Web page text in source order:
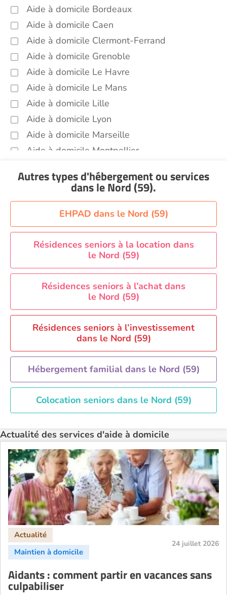
Aide à domicile Bordeaux
Aide à domicile Caen
Aide à domicile Clermont-Ferrand
Aide à domicile Grenoble
Aide à domicile Le Havre
Aide à domicile Le Mans
Aide à domicile Lille
Aide à domicile Lyon
Aide à domicile Marseille
Aide à domicile Montpellier
Aide à domicile Nice
Aide à domicile Orléans
Aide à domicile Paris
Aide à domicile Perpignan
Aide à domicile Rennes
Aide à domicile Saint-Etienne
Aide à domicile Toulouse
Recherche par ville
Autres types d'hébergement ou services
dans le Nord (59).
EHPAD dans le Nord (59)
Résidences seniors à la location dans
le Nord (59)
Résidences seniors à l’achat dans
le Nord (59)
Résidences seniors à l’investissement
dans le Nord (59)
Hébergement familial dans le Nord (59)
Colocation seniors dans le Nord (59)
Actualité des services d'aide à domicile
24 juillet 2026
Aidants : comment partir en vacances sans
culpabiliser